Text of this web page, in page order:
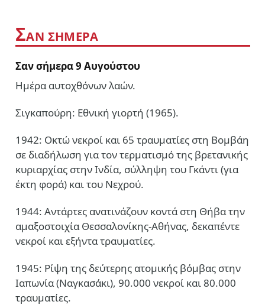
ΣΑΝ ΣΗΜΕΡΑ
Σαν σήμερα 9 Αυγούστου
Ημέρα αυτοχθόνων λαών.
Σιγκαπούρη: Εθνική γιορτή (1965).
1942: Οκτώ νεκροί και 65 τραυματίες στη Βομβάη
σε διαδήλωση για τον τερματισμό της βρετανικής
κυριαρχίας στην Ινδία, σύλληψη του Γκάντι (για
έκτη φορά) και του Νεχρού.
1944: Αντάρτες ανατινάζουν κοντά στη Θήβα την
αμαξοστοιχία Θεσσαλονίκης-Αθήνας, δεκαπέντε
νεκροί και εξήντα τραυματίες.
1945: Ρίψη της δεύτερης ατομικής βόμβας στην
Ιαπωνία (Ναγκασάκι), 90.000 νεκροί και 80.000
τραυματίες.